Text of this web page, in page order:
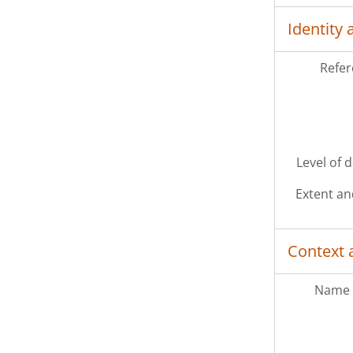
Identity
Level of
Extent
Context